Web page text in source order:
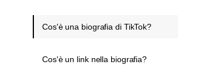
Cos'è una biografia di TikTok?
Cos'è un link nella biografia?